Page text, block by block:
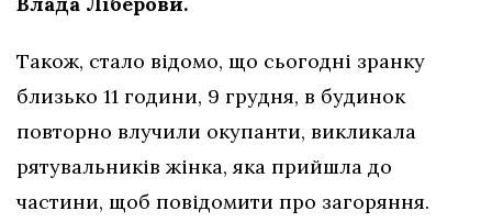
Також, стало відомо, що сьогодні зранку
близько 11 години, 9 грудня, в будинок
повторно влучили окупанти, викликала
рятувальників жінка, яка прийшла до
частини, щоб повідомити про загоряння.